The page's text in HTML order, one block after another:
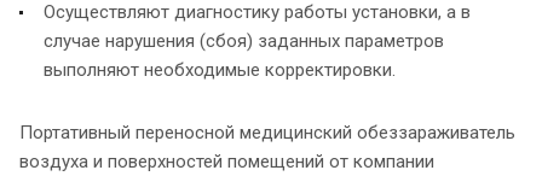
Осуществляют диагностику работы установки, а в
случае нарушения (сбоя) заданных параметров
выполняют необходимые корректировки.
Портативный переносной медицинский обеззараживатель
воздуха и поверхностей помещений от компании